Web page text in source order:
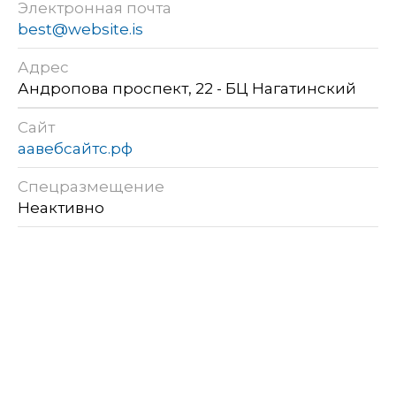
Электронная почта
best@website.is
Адрес
Андропова проспект, 22 - БЦ Нагатинский
Сайт
аавебсайтс.рф
Спецразмещение
Неактивно